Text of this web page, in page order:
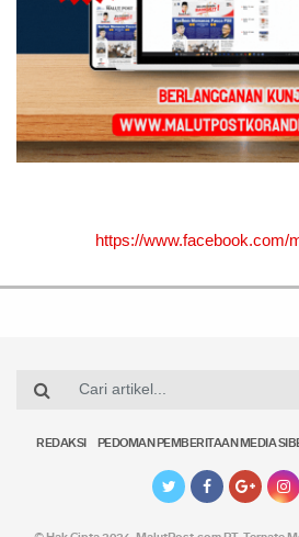
https://www.facebook.com/
REDAKSI PEDOMAN PEMBERITAAN MEDIA